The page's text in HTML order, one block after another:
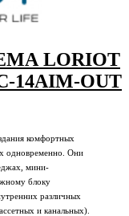
LORIOT
14AIM-OUT
комфортных
одновременно. Они
мини-
блоку
различных
и канальных).